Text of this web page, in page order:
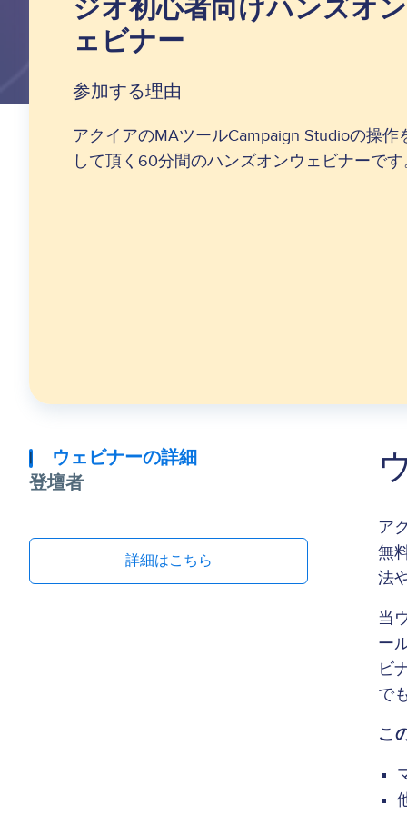
ジオ初心者向けハンズオ
ェビナー
参加する理由
アクイアのMAツールCampaign Studioの操作
して頂く60分間のハンズオンウェビナーです
ウェビナーの詳細
登壇者
詳細はこちら
ア
無
法
当
ー
ビ
で
こ